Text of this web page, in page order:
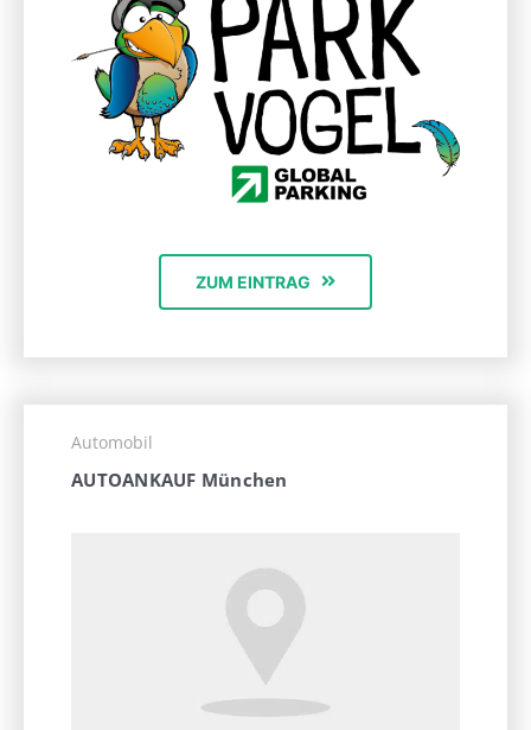
ZUM EINTRAG
Automobil
AUTOANKAUF München